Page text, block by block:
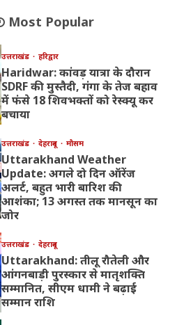
Most Popular
उत्तराखंड हरिद्वार
Haridwar: कांवड़ यात्रा के दौरान
SDRF की मुस्तैदी, गंगा के तेज बहाव
में फंसे 18 शिवभक्तों को रेस्क्यू कर
बचाया
उत्तराखंड देहरादून मौसम
Uttarakhand Weather
Update: अगले दो दिन ऑरेंज
अलर्ट, बहुत भारी बारिश की
आशंका; 13 अगस्त तक मानसून का
जोर
उत्तराखंड देहरादून
Uttarakhand: तीलू रौतेली और
आंगनबाड़ी पुरस्कार से मातृशक्ति
सम्मानित, सीएम धामी ने बढ़ाई
सम्मान राशि